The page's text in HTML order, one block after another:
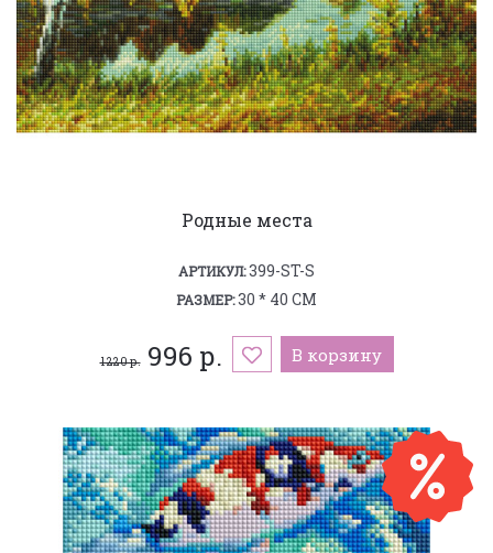
Родные места
АРТИКУЛ:399-ST-S
РАЗМЕР:30 * 40 СМ
1 220 р.996 р. В корзину